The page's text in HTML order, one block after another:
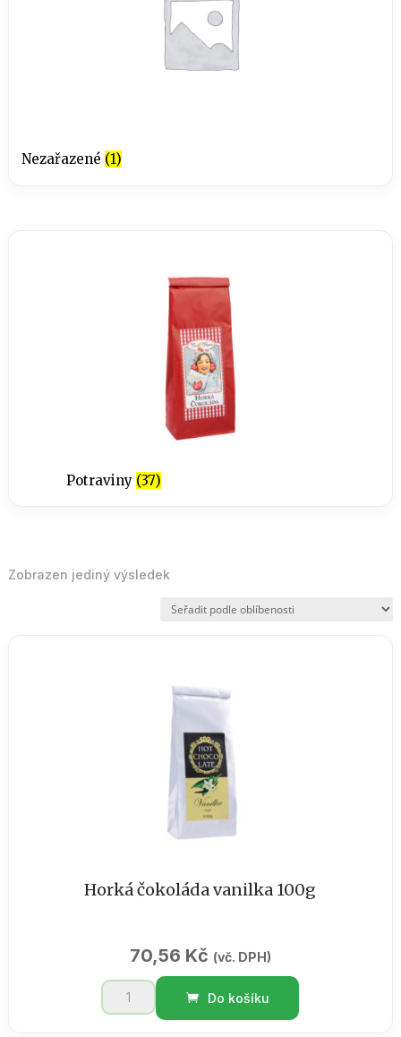
Nezařazené (1)
Potraviny (37)
Zobrazen jediný výsledek
Horká čokoláda vanilka 100g
70,56 Kč (vč. DPH)
Horká
čokoláda
Do košíku